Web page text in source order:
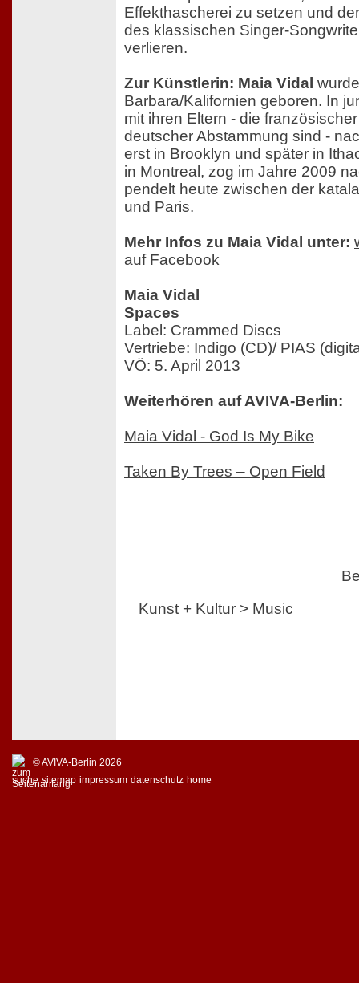
Effekthascherei zu setzen und
des klassischen Singer-
verlieren.
Zur Künstlerin: Maia Vidal
Barbara/Kalifornien geboren. In
mit ihren Eltern - die
deutscher Abstammung sind -
erst in Brooklyn und später in
in Montreal, zog im Jahre 2009
pendelt heute zwischen der
und Paris.
Mehr Infos zu Maia Vidal unter:
auf Facebook
Maia Vidal
Spaces
Label: Crammed Discs
Vertriebe: Indigo (CD)/ PIAS
VÖ: 5. April 2013
Weiterhören auf AVIVA-Berlin:
Maia Vidal - God Is My Bike
Taken By Trees – Open Field
Kunst + Kultur > Music
© AVIVA-Berlin 2026
suche sitemap impressum datenschutz home